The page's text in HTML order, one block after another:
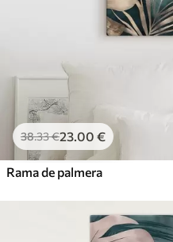
38.33€23 .00 €
Rama de palmera